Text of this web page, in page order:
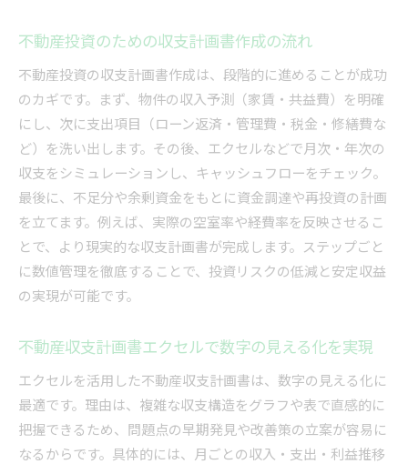
不動産投資のための収支計画書作成の流れ
不動産投資の収支計画書作成は、段階的に進めることが成功
のカギです。まず、物件の収入予測（家賃・共益費）を明確
にし、次に支出項目（ローン返済・管理費・税金・修繕費な
ど）を洗い出します。その後、エクセルなどで月次・年次の
収支をシミュレーションし、キャッシュフローをチェック。
最後に、不足分や余剰資金をもとに資金調達や再投資の計画
を立てます。例えば、実際の空室率や経費率を反映させるこ
とで、より現実的な収支計画書が完成します。ステップごと
に数値管理を徹底することで、投資リスクの低減と安定収益
の実現が可能です。
不動産収支計画書エクセルで数字の見える化を実現
エクセルを活用した不動産収支計画書は、数字の見える化に
最適です。理由は、複雑な収支構造をグラフや表で直感的に
把握できるため、問題点の早期発見や改善策の立案が容易に
なるからです。具体的には、月ごとの収入・支出・利益推移